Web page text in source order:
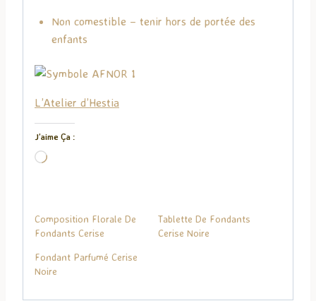
Non comestible – tenir hors de portée des
enfants
L’Atelier d’Hestia
J’aime Ça :
C
g
m
Composition Florale De
Fondants Cerise
Tablette De Fondants
Cerise Noire
Fondant Parfumé Cerise
Noire